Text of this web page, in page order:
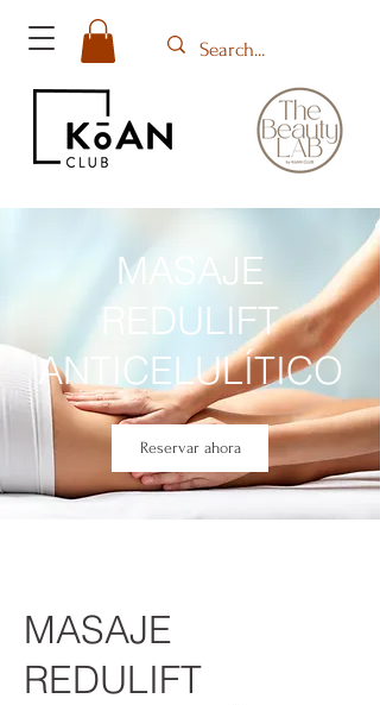
MASAJE
REDULIFT
ANTICELULÍTICO
Reservar ahora
MASAJE
REDULIFT